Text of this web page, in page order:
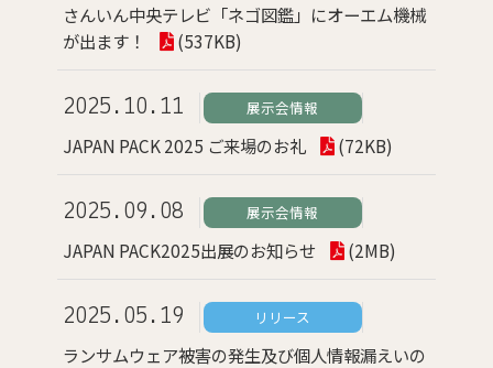
さんいん中央テレビ「ネゴ図鑑」にオーエム機械
が出ます！
(537KB)
2025.10.11 展示会情報
JAPAN PACK 2025 ご来場のお礼 (72KB)
2025.09.08 展示会情報
JAPAN PACK2025出展のお知らせ (2MB)
2025.05.19 リリース
ランサムウェア被害の発生及び個人情報漏えいの